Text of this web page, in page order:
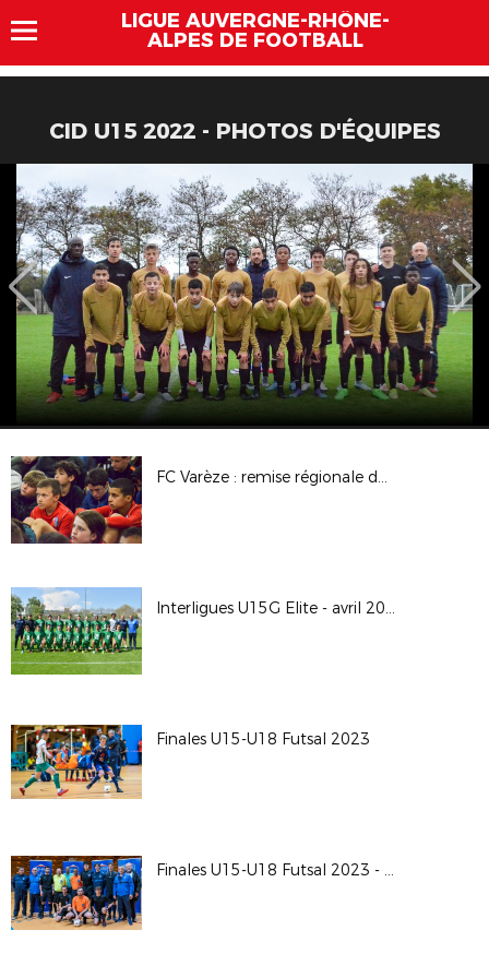
LIGUE AUVERGNE-RHÔNE-
ALPES DE FOOTBALL
CID U15 2022 - PHOTOS D'ÉQUIPES
FC Varèze : remise régionale du label jeunes FFF Crédit Agricole
Interligues U15G Elite - avril 2023
Finales U15-U18 Futsal 2023
Finales U15-U18 Futsal 2023 - Photos d'Equipes